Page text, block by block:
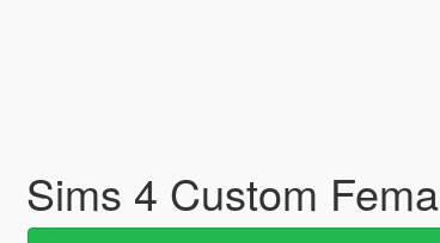
Sims 4 Custom